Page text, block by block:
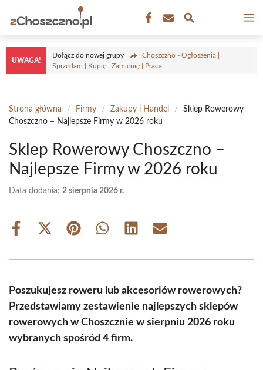
treści
UWAGA!
Dołącz do nowej grupy
Choszczno - Ogłoszenia |
Sprzedam | Kupię | Zamienię | Praca
Strona główna / Firmy / Zakupy i Handel /
Sklep Rowerowy
Choszczno – Najlepsze Firmy w 2026 roku
Sklep Rowerowy Choszczno –
Najlepsze Firmy w 2026 roku
Data dodania: 2 sierpnia 2026 r.
Share
Share
(Twitter)
Share Share Share Share
Poszukujesz roweru lub akcesoriów rowerowych?
Przedstawiamy zestawienie najlepszych sklepów
rowerowych w Choszcznie w sierpniu 2026 roku
wybranych spośród 4 firm.